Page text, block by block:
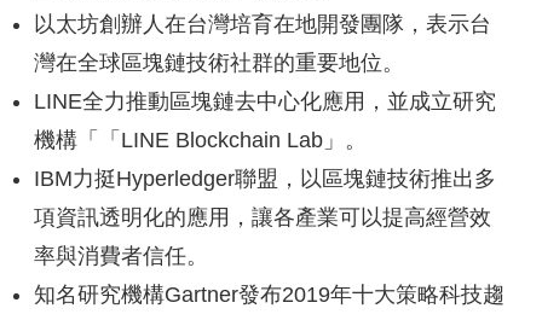
以太坊創辦人在台灣培育在地開發團隊，表示台
灣在全球區塊鏈技術社群的重要地位。
LINE全力推動區塊鏈去中心化應用，並成立研究
機構「「LINE Blockchain Lab」。
IBM力挺Hyperledger聯盟，以區塊鏈技術推出多
項資訊透明化的應用，讓各產業可以提高經營效
率與消費者信任。
知名研究機構Gartner發布2019年十大策略科技趨